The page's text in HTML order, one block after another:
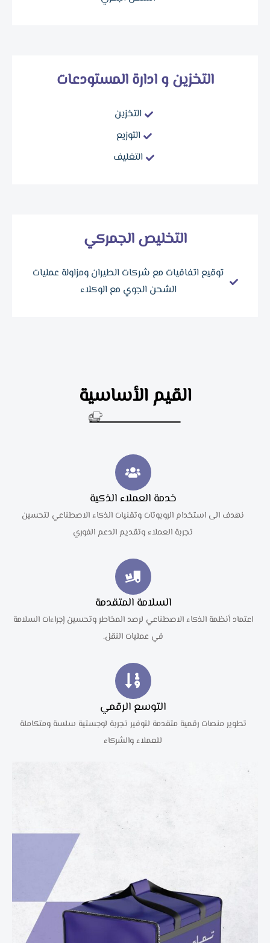
التخزين و ادارة المستودعات
التخزين
التوزيع
التغليف
التخليص الجمركي
توقيع اتفاقيات مع شركات الطيران ومزاولة عمليات
الشحن الجوي مع الوكلاء
القيم الأساسية
خدمة العملاء الذكية
نهدف الى استخدام الروبوتات وتقنيات الذكاء الاصطناعي لتحسين
تجربة العملاء وتقديم الدعم الفوري
السلامة المتقدمة
اعتماد أنظمة الذكاء الاصطناعي لرصد المخاطر وتحسين إجراءات السلامة
في عمليات النقل.
التوسع الرقمي
تطوير منصات رقمية متقدمة لتوفير تجربة لوجستية سلسة ومتكاملة
للعملاء والشركاء